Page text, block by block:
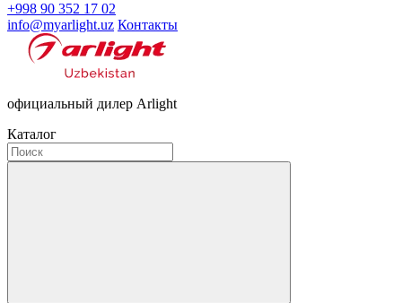
+998 90 352 17 02
info@myarlight.uz Контакты
официальный дилер Arlight
Каталог